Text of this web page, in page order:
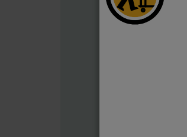
en vind jouw